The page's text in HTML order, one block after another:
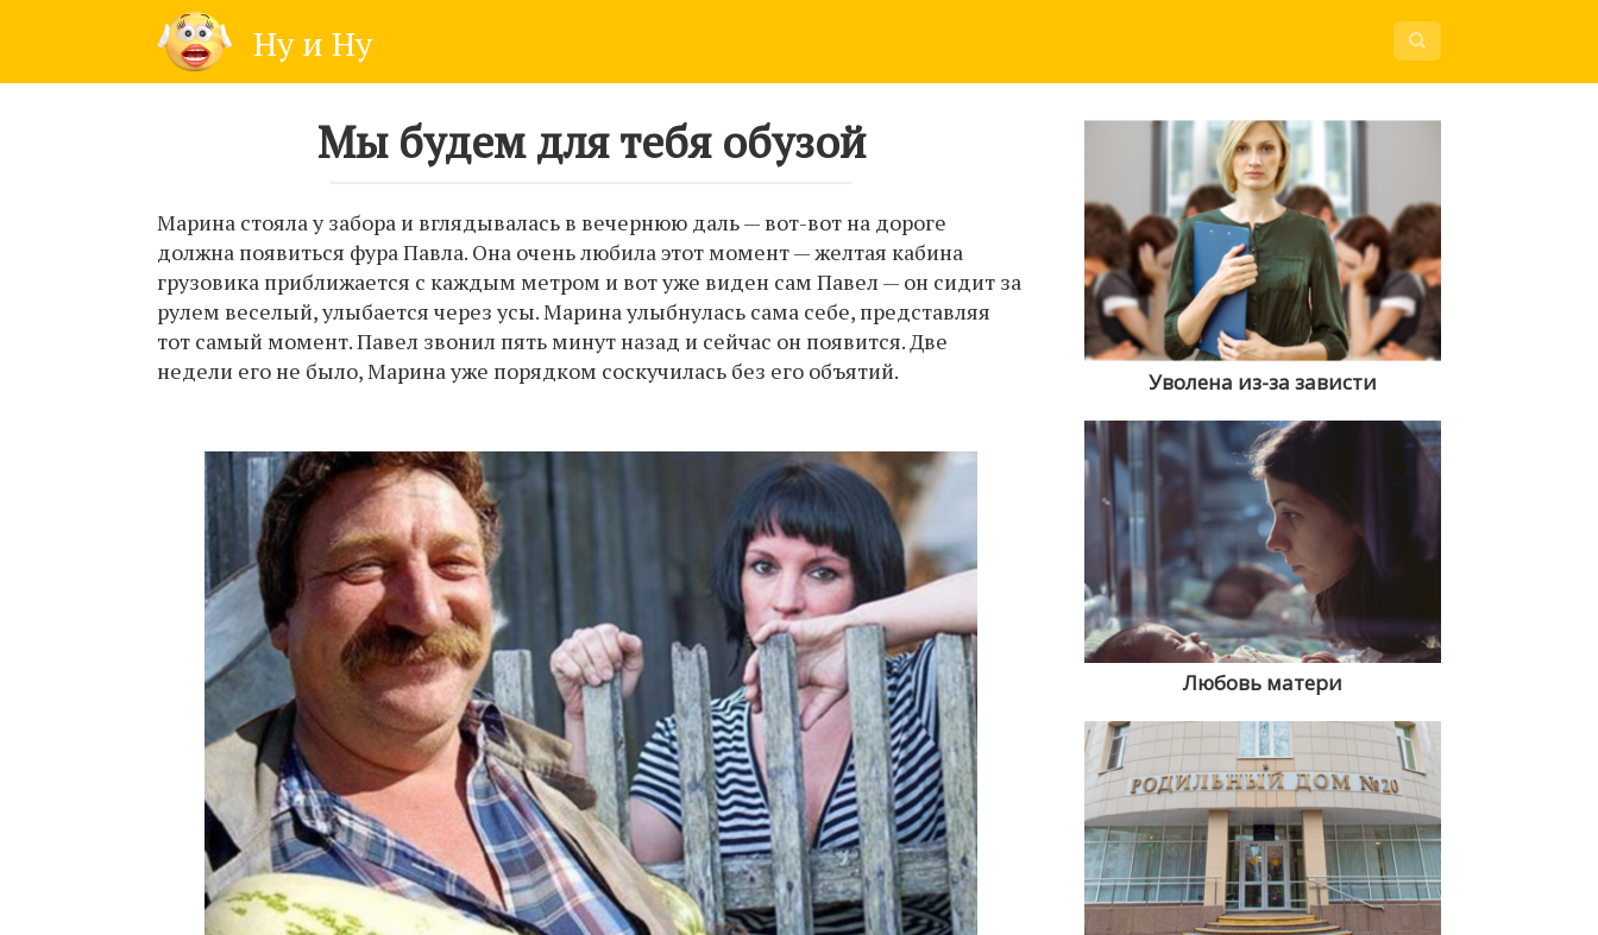
Ну и Ну
Мы будем для тебя обузой
Марина стояла у забора и вглядывалась в вечернюю даль — вот-вот на дороге
должна появиться фура Павла. Она очень любила этот момент — желтая кабина
грузовика приближается с каждым метром и вот уже виден сам Павел — он сидит за
рулем веселый, улыбается через усы. Марина улыбнулась сама себе, представляя
тот самый момент. Павел звонил пять минут назад и сейчас он появится. Две
недели его не было, Марина уже порядком соскучилась без его объятий.
Уволена из-за зависти
Любовь матери